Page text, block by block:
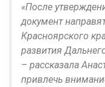
«После
документ
Красноярского
развития
– рассказала
привлечь